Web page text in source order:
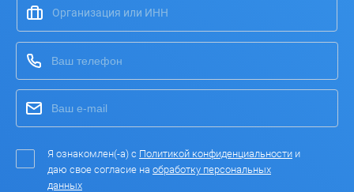
Я ознакомлен(-а) с Политикой конфиденциальности и
даю свое согласие на обработку персональных
данных